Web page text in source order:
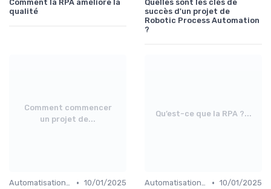
Comment la RPA améliore la
qualité
Quelles sont les clés de
succès d'un projet de
Robotic Process Automation
?
Comment commencer
un projet de...
Automatisation et RPA • 10/01/2025
Qu’est-ce que la RPA ?...
Automatisation et RPA • 10/01/2025